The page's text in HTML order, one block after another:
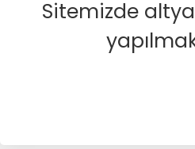
Sitemizde